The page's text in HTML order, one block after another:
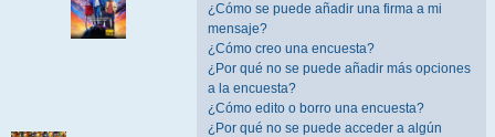
¿Cómo se puede añadir una firma a mi
mensaje?
¿Cómo creo una encuesta?
¿Por qué no se puede añadir más opciones
a la encuesta?
¿Cómo edito o borro una encuesta?
¿Por qué no se puede acceder a algún